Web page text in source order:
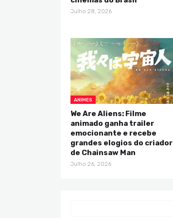
Julho 28, 2026
ANIMES
We Are Aliens: Filme
animado ganha trailer
emocionante e recebe
grandes elogios do criador
de Chainsaw Man
Julho 26, 2026